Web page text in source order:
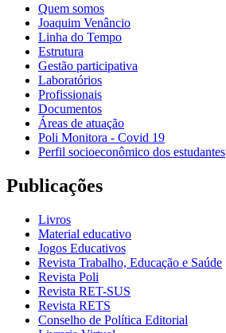
Quem somos
Joaquim Venâncio
Linha do Tempo
Estrutura
Gestão participativa
Laboratórios
Profissionais
Documentos
Áreas de atuação
Poli Monitora - Covid 19
Perfil socioeconômico dos estudantes
Publicações
Livros
Material educativo
Jogos Educativos
Revista Trabalho, Educação e Saúde
Revista Poli
Revista RET-SUS
Revista RETS
Conselho de Política Editorial